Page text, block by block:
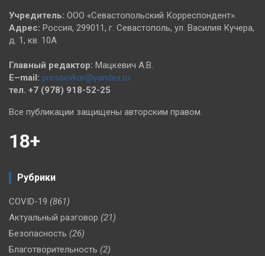
Учредитель: ООО «Севастопольский Корреспондент».
Адрес: Россия, 299011, г. Севастополь, ул. Василия Кучера,
д. 1, кв. 10А
Главный редактор: Мацкевич А.В.
E–mail: pressevkor@yandex.ru
тел. +7 (978) 918-52-25
Все публикации защищены авторским правом.
18+
Рубрики
COVID-19 (861)
Актуальный разговор (21)
Безопасность (26)
Благотворительность (2)